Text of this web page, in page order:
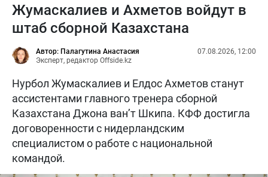
Жумаскалиев и Ахметов войдут в
штаб сборной Казахстана
Автор: Палагутина Анастасия
Эксперт, редактор Offside.kz
07.08.2026, 12:00
Нурбол Жумаскалиев и Елдос Ахметов станут
ассистентами главного тренера сборной
Казахстана Джона ван’т Шкипа. КФФ достигла
договоренности с нидерландским
специалистом о работе с национальной
командой.